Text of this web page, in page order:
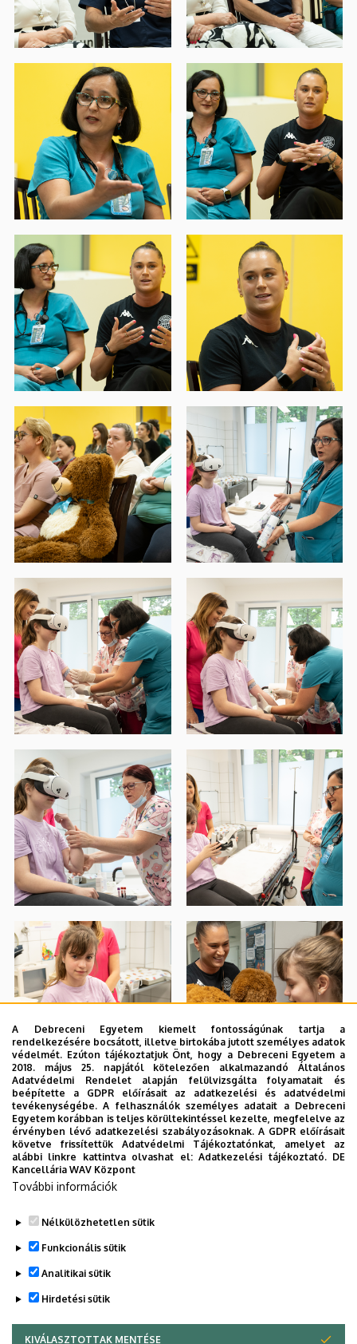
A Debreceni Egyetem kiemelt fontosságúnak tartja a
rendelkezésére bocsátott, illetve birtokába jutott személyes adatok
védelmét. Ezúton tájékoztatjuk Önt, hogy a Debreceni Egyetem a
2018. május 25. napjától kötelezően alkalmazandó Általános
Adatvédelmi Rendelet alapján felülvizsgálta folyamatait és
beépítette a GDPR előírásait az adatkezelési és adatvédelmi
tevékenységébe. A felhasználók személyes adatait a Debreceni
Egyetem korábban is teljes körültekintéssel kezelte, megfelelve az
érvényben lévő adatkezelési szabályozásoknak. A GDPR előírásait
követve frissítettük Adatvédelmi Tájékoztatónkat, amelyet az
alábbi linkre kattintva olvashat el:Adatkezelési tájékoztató. DE
Kancellária WAV Központ
További információk
Nélkülözhetetlen sütik
Funkcionális sütik
Analitikai sütik
Hirdetési sütik
KIVÁLASZTOTTAK MENTÉSE
WITHDRAW CONSENT